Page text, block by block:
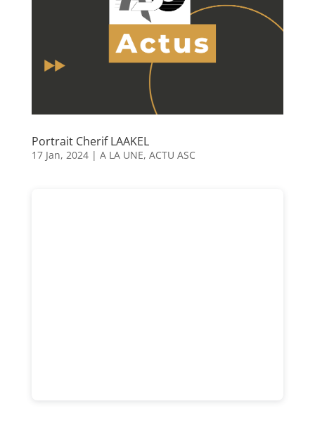
Portrait Cherif LAAKEL
17 Jan, 2024| A LA UNE, ACTU ASC